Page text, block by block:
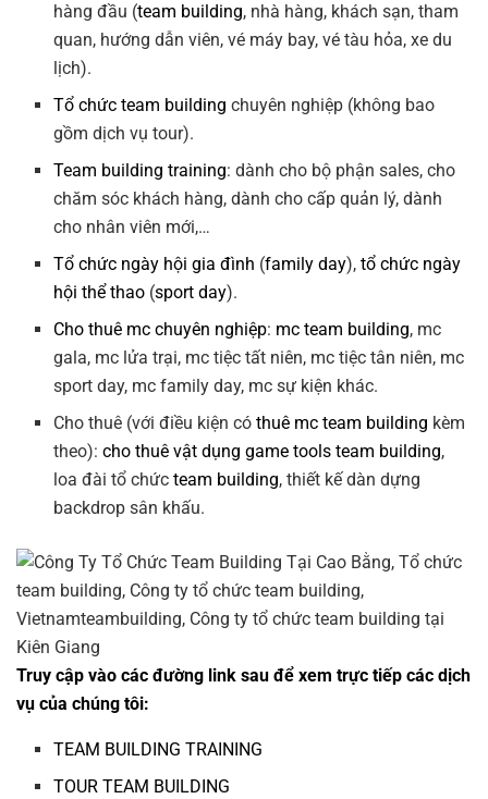
hàng đầu (team building, nhà hàng, khách sạn, tham
quan, hướng dẫn viên, vé máy bay, vé tàu hỏa, xe du
lịch).
Tổ chức team building chuyên nghiệp (không bao
gồm dịch vụ tour).
Team building training: dành cho bộ phận sales, cho
chăm sóc khách hàng, dành cho cấp quản lý, dành
cho nhân viên mới,…
Tổ chức ngày hội gia đình (family day),tổ chức ngày
hội thể thao (sport day).
Cho thuê mc chuyên nghiệp: mc team building, mc
gala, mc lửa trại, mc tiệc tất niên, mc tiệc tân niên, mc
sport day, mc family day, mc sự kiện khác.
Cho thuê (với điều kiện cóthuê mc team building kèm
theo):cho thuê vật dụng game tools team building,
loa đài tổ chứcteam building, thiết kế dàn dựng
backdrop sân khấu.
Truy cập vào các đường link sau để xem trực tiếp các dịch
vụ của chúng tôi:
TEAM BUILDING TRAINING
TOUR TEAM BUILDING